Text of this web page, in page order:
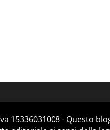
15336031008 - Questo